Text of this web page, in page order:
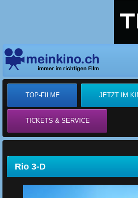
TOP-FILME JETZT IM
TICKETS & SERVICE
Rio 3-D